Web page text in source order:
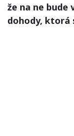
že na ne bude
dohody, ktorá